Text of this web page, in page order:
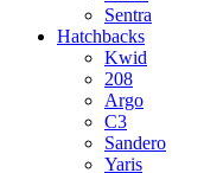
Sentra
Hatchbacks
Kwid
208
Argo
C3
Sandero
Yaris